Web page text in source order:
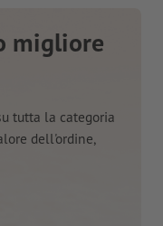
migliore
tutta la categoria
dell'ordine,